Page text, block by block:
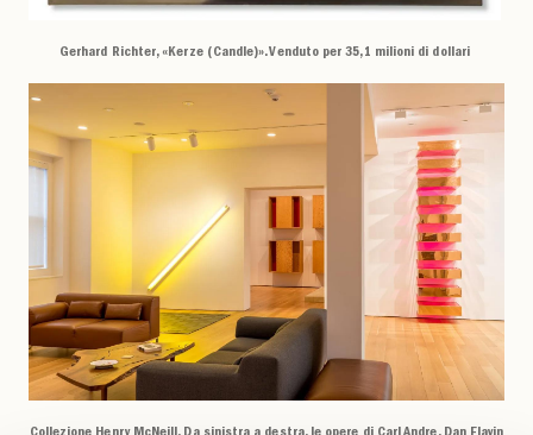
Gerhard Richter, «Kerze (Candle)». Venduto per 35,1 milioni di dollari